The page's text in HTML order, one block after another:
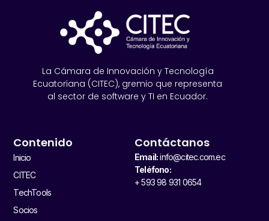
La Cámara de Innovación y Tecnología
Ecuatoriana (CITEC), gremio que representa
al sector de software y TI en Ecuador.
Contenido
Inicio
CITEC
TechTools
Socios
Contáctanos
Email:info@citec.com.ec
Teléfono:
+ 593 98 931 0654